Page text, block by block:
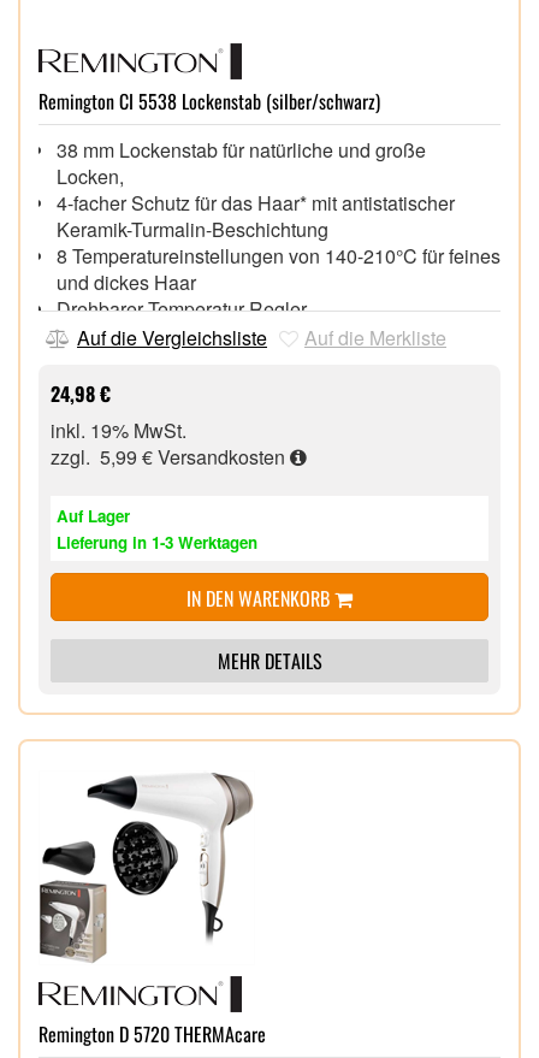
Remington CI 5538 Lockenstab (silber/schwarz)
38 mm Lockenstab für natürliche und große
Locken,
4-facher Schutz für das Haar* mit antistatischer
Keramik-Turmalin-Beschichtung
8 Temperatureinstellungen von 140-210°C für feines
und dickes Haar
Drehbarer Temperatur-Regler,
30 Sekunden Aufheizzeit,
Automatische Sicherheitsabschaltung nach 60
Minuten,
Weltweite Spannungsanpassung,
Kabeldrehgelenk, Kühle Spitze,
Auf die Vergleichsliste Auf die Merkliste
24,98 €
inkl. 19% MwSt.
zzgl. 5,99 €Versandkosten
Auf Lager
Lieferung in 1-3 Werktagen
IN DEN WARENKORB
MEHR DETAILS
Remington D 5720 THERMAcare